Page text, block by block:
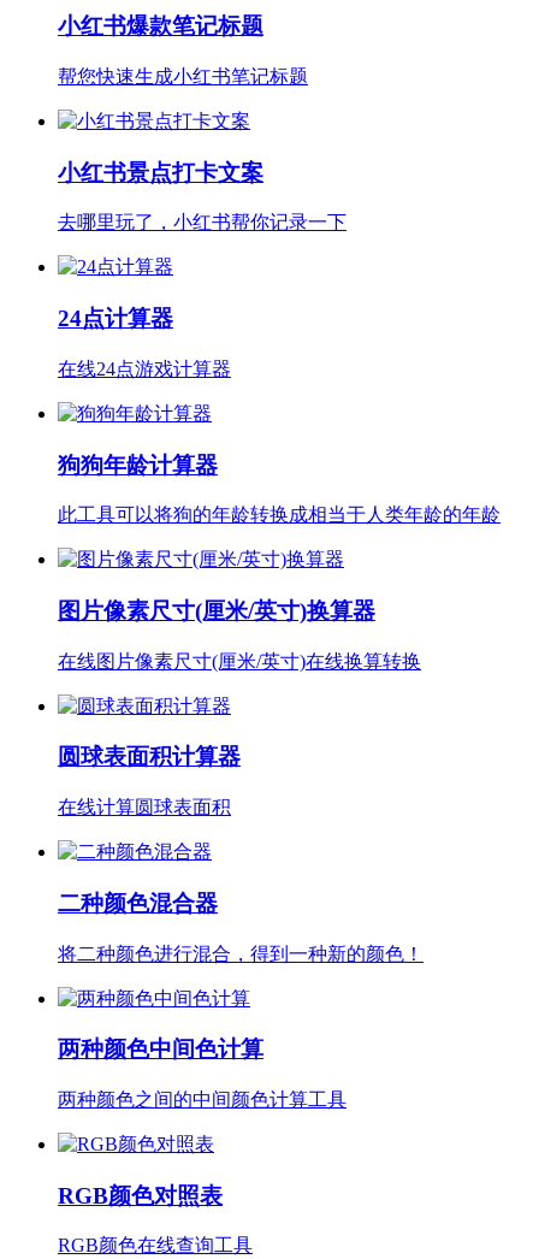
小红书爆款笔记标题
帮您快速生成小红书笔记标题
小红书景点打卡文案
去哪里玩了，小红书帮你记录一下
24点计算器
在线24点游戏计算器
狗狗年龄计算器
此工具可以将狗的年龄转换成相当于人类年龄的年龄
图片像素尺寸(厘米/英寸)换算器
在线图片像素尺寸(厘米/英寸)在线换算转换
圆球表面积计算器
在线计算圆球表面积
二种颜色混合器
将二种颜色进行混合，得到一种新的颜色！
两种颜色中间色计算
两种颜色之间的中间颜色计算工具
RGB颜色对照表
RGB颜色在线查询工具